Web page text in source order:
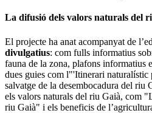
La difusió dels valors naturals del
El projecte ha anat acompanyat de
divulgatius: com fulls informatius
fauna de la zona, plafons informatius
dues guies com l"'Itinerari naturalístic
salvatge de la desembocadura del riu
els valors naturals del riu Gaià, com
riu Gaià" i els beneficis de